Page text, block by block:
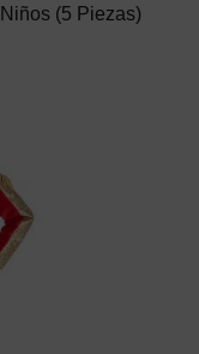
(5 Piezas)